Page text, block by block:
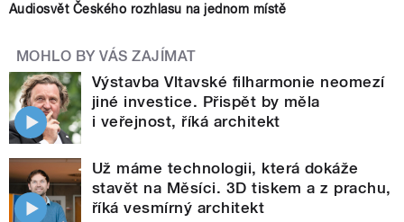
Audiosvět Českého rozhlasu na jednom místě
MOHLO BY VÁS ZAJÍMAT
Výstavba Vltavské filharmonie neomezí
jiné investice. Přispět by měla
i veřejnost, říká architekt
Už máme technologii, která dokáže
stavět na Měsíci. 3D tiskem a z prachu,
říká vesmírný architekt